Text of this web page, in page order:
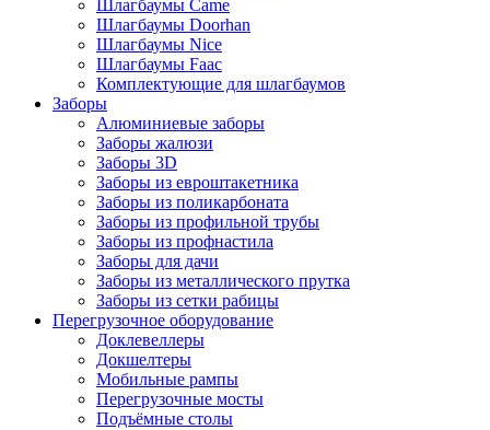
Шлагбаумы Came
Шлагбаумы Doorhan
Шлагбаумы Nice
Шлагбаумы Faac
Комплектующие для шлагбаумов
Заборы
Алюминиевые заборы
Заборы жалюзи
Заборы 3D
Заборы из евроштакетника
Заборы из поликарбоната
Заборы из профильной трубы
Заборы из профнастила
Заборы для дачи
Заборы из металлического прутка
Заборы из сетки рабицы
Перегрузочное оборудование
Доклевеллеры
Докшелтеры
Мобильные рампы
Перегрузочные мосты
Подъёмные столы